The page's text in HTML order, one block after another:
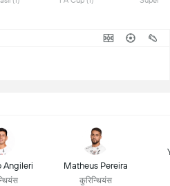
Angileri Matheus Pereira
कुरिन्थियंस